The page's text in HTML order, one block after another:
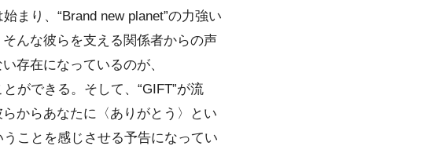
まり、“Brand new planet”の⼒強い
んな彼らを⽀える関係者からの声
存在になっているのが、
ができる。そして、“GIFT”が流
からあなたに〈ありがとう〉とい
ことを感じさせる予告になってい